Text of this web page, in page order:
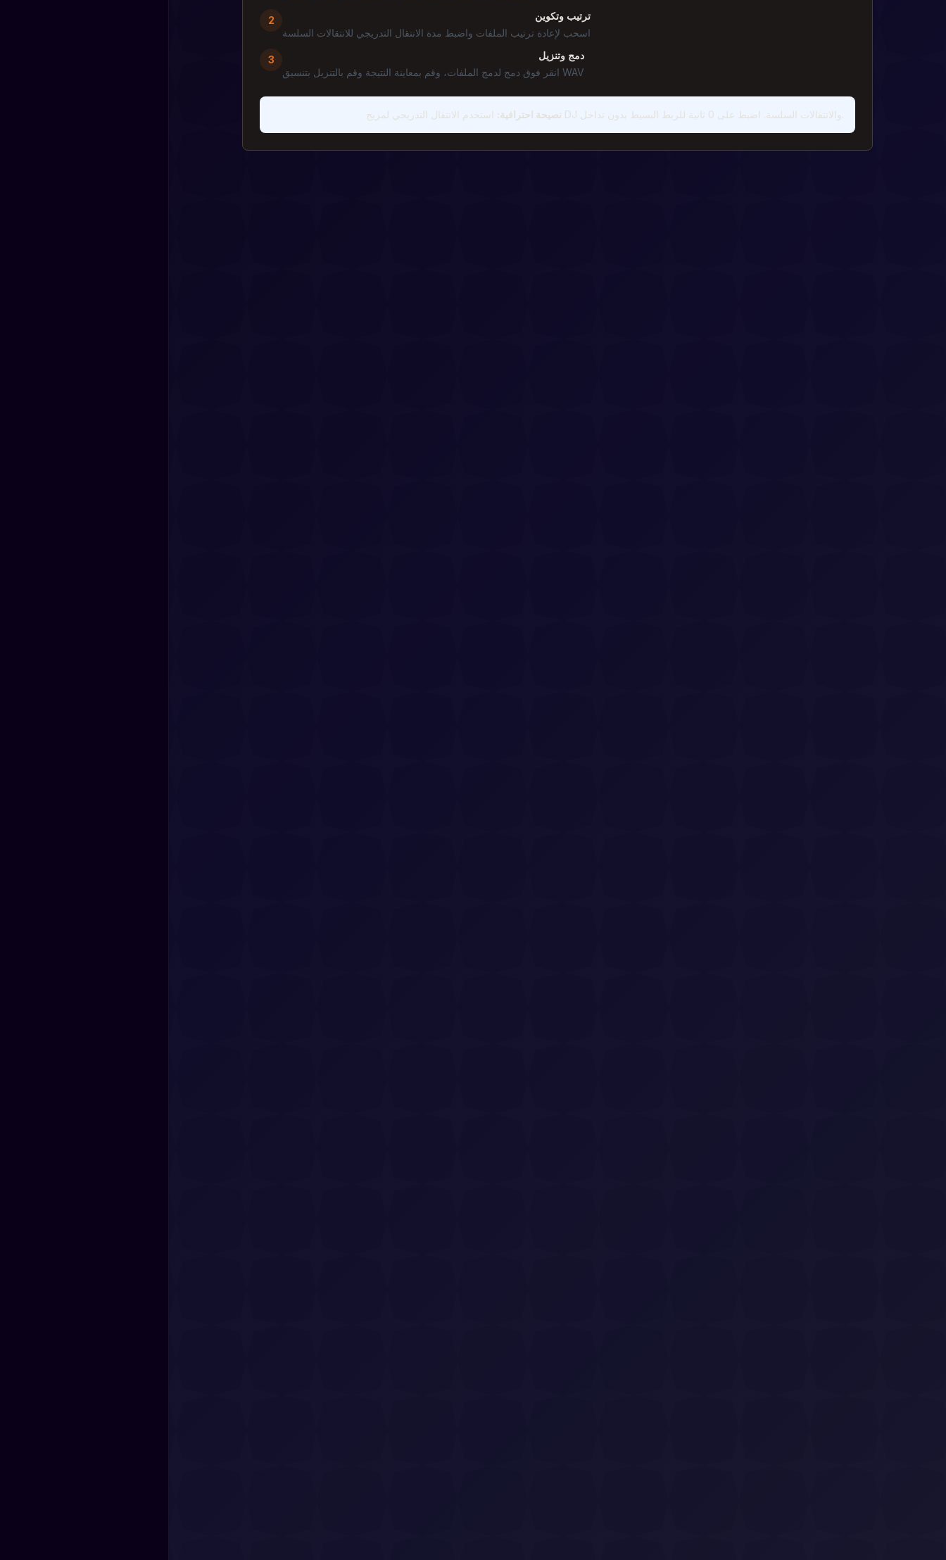
2
ترتيب وتكوين
اسحب لإعادة ترتيب الملفات واضبط مدة الانتقال التدريجي للانتقالات السلسة
3
دمج وتنزيل
انقر فوق دمج لدمج الملفات، وقم بمعاينة النتيجة وقم بالتنزيل بتنسيق WAV
نصيحة احترافية: استخدم الانتقال التدريجي لمزيج DJ والانتقالات السلسة. اضبط على 0 ثانية للربط البسيط بدون تداخل.